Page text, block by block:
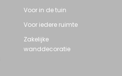
Voor in de tuin
Voor iedere ruimte
Zakelijke
wanddecoratie